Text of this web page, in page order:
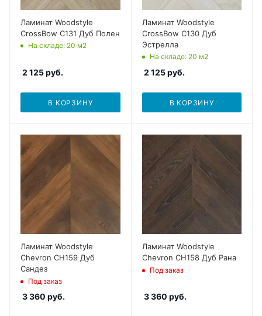
Ламинат Woodstyle
CrossBow C131 Дуб Полен
На складе: 20 м2
2 125руб.
В КОРЗИНУ
Ламинат Woodstyle
CrossBow C130 Дуб
Эстрелла
На складе: 20 м2
2 125руб.
В КОРЗИНУ
Ламинат Woodstyle
Chevron CH159 Дуб
Сандез
Под заказ
3 360 руб.
Ламинат Woodstyle
Chevron CH158 Дуб Рана
Под заказ
3 360 руб.